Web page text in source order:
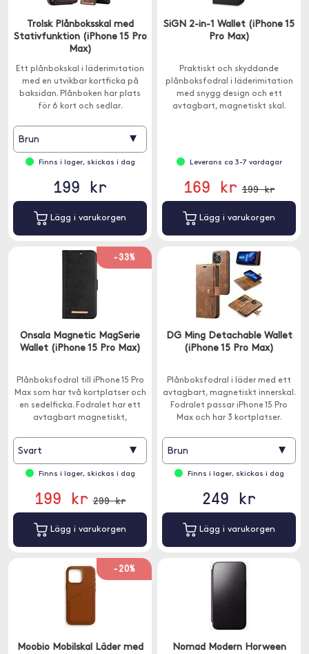
Trolsk Plånboksskal med
Stativfunktion (iPhone 15 Pro
Max)
Ett plånbokskal i läderimitation
med en utvikbar kortficka på
baksidan. Plånboken har plats
för 6 kort och sedlar.
Brun ▾
Finns i lager, skickas i dag
199 kr
Lägg i varukorgen
SiGN 2-in-1 Wallet (iPhone 15
Pro Max)
Praktiskt och skyddande
plånboksfodral i läderimitation
med snygg design och ett
avtagbart, magnetiskt skal.
Leverans ca 3-7 vardagar
169 kr 199 kr
Lägg i varukorgen
-33%
Onsala Magnetic MagSerie
Wallet (iPhone 15 Pro Max)
Plånboksfodral till iPhone 15 Pro
Max som har två kortplatser och
en sedelficka. Fodralet har ett
avtagbart magnetiskt,
Svart ▾
Finns i lager, skickas i dag
199 kr 299 kr
Lägg i varukorgen
DG Ming Detachable Wallet
(iPhone 15 Pro Max)
Plånboksfodral i läder med ett
avtagbart, magnetiskt innerskal.
Fodralet passar iPhone 15 Pro
Max och har 3 kortplatser.
Brun ▾
Finns i lager, skickas i dag
249 kr
Lägg i varukorgen
-20%
Moobio Mobilskal Läder med
Nomad Modern Horween